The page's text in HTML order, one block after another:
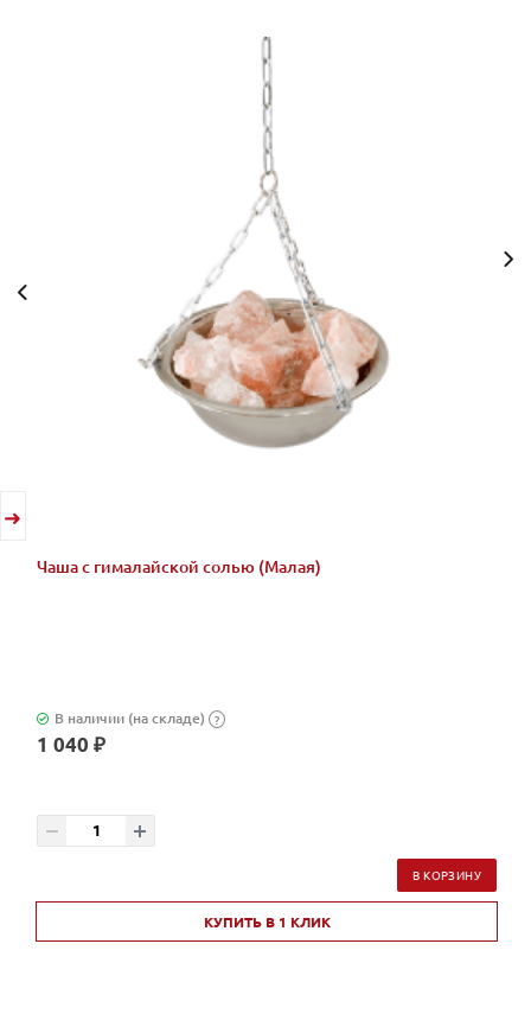
Чаша с гималайской солью (Малая)
В наличии (на складе) ?
1 040 ₽
В КОРЗИНУ
КУПИТЬ В 1 КЛИК